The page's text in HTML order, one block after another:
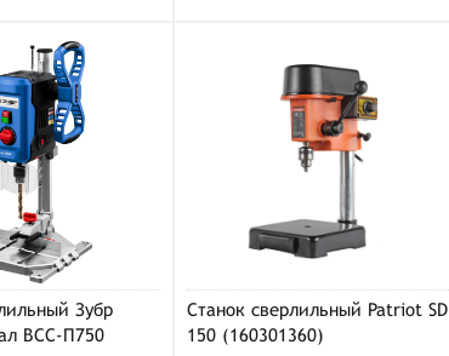
Зубр
ВСС-П750
Станок сверлильный Patriot SD
150 (160301360)